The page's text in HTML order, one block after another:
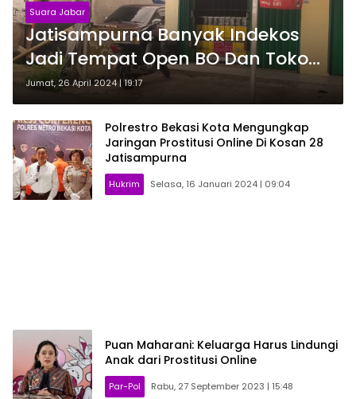
Suara Jabar
Jatisampurna Banyak Indekos
Jadi Tempat Open BO Dan Toko
Penjual Obat Keras Golongan G
Jumat, 26 April 2024 | 19:17
Polrestro Bekasi Kota Mengungkap
Jaringan Prostitusi Online Di Kosan 28
Jatisampurna
Hukrim Selasa, 16 Januari 2024 | 09:04
Puan Maharani: Keluarga Harus Lindungi
Anak dari Prostitusi Online
Par-Pol Rabu, 27 September 2023 | 15:48